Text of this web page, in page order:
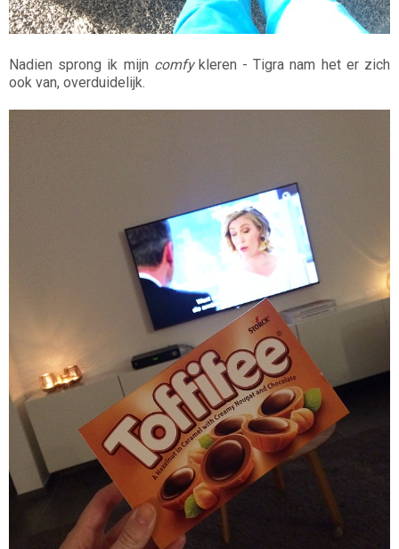
Nadien sprong ik mijn comfykleren - Tigra nam het er zich
ook van, overduidelijk.